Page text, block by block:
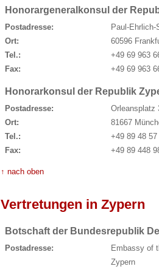
Honorargeneralkonsul der
Postadresse:
Paul-Ehrlich-
Ort:
60596
Tel.:
+49 69 963
Fax:
+49 69 963
Honorarkonsul der Republik
Postadresse:
Orleansplatz
Ort:
81667
Tel.:
+49 89 48 57
Fax:
+49 89 448
↑ nach oben
Vertretungen in Zypern
Botschaft der Bundesrepublik
Postadresse:
Embassy of
Zypern